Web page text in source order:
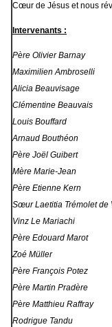
Cœur de Jésus et nous
Intervenants :
Père Olivier Barnay
Maximilien Ambroselli
Alicia Beauvisage
Clémentine Beauvais
Louis Bouffard
Arnaud Bouthéon
Père Joël Guibert
Mère Marie-Jean
Père Etienne Kern
Sœur Laetitia Trémolet de
Vinz Le Mariachi
Père Edouard Marot
Zoé Müller
Père François Potez
Père Martin Pradère
Père Matthieu Raffray
Rodrigue Tandu